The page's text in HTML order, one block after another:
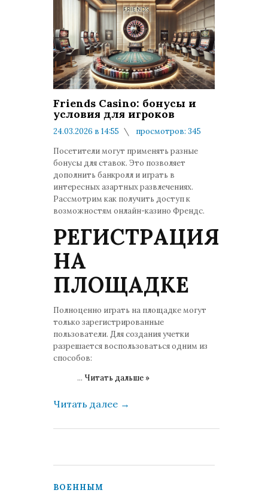
Friends Casino: бонусы и
условия для игроков
24.03.2026 в 14:55
просмотров: 345
Посетители могут применять разные
бонусы для ставок. Это позволяет
дополнить банкролл и играть в
интересных азартных развлечениях.
Рассмотрим как получить доступ к
возможностям онлайн-казино Френдс.
РЕГИСТРАЦИЯ
НА
ПЛОЩАДКЕ
Полноценно играть на площадке могут
только зарегистрированные
пользователи. Для создания учетки
разрешается воспользоваться одним из
способов:
... Читать дальше »
Читать далее →
ВОЕННЫМ